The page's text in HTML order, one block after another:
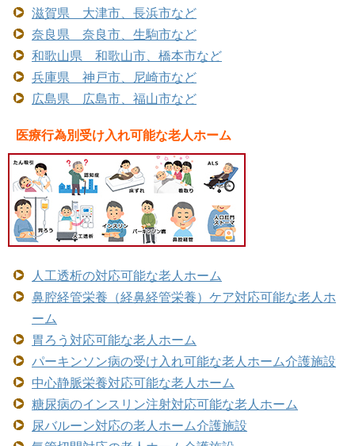
滋賀県 大津市、長浜市など
奈良県 奈良市、生駒市など
和歌山県 和歌山市、橋本市など
兵庫県 神戸市、尼崎市など
広島県 広島市、福山市など
医療行為別受け入れ可能な老人ホーム
人工透析の対応可能な老人ホーム
鼻腔経管栄養（経鼻経管栄養）ケア対応可能な老人ホ
ーム
胃ろう対応可能な老人ホーム
パーキンソン病の受け入れ可能な老人ホーム介護施設
中心静脈栄養対応可能な老人ホーム
糖尿病のインスリン注射対応可能な老人ホーム
尿バルーン対応の老人ホーム介護施設